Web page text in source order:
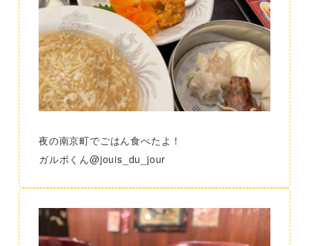
夜の南京町でごはん食べたよ！
ガルボくん@jouis_du_jour